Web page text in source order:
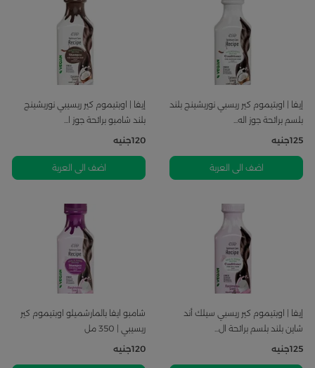
إيفا | اوبتيموم كير ريسبي نوريشينج بلند
بلسم برائحة جوز اله...
125جنيه
اضف الى العربة
إيفا | اوبتيموم كير ريسيبي نوريشينج
بلند شامبو برائحة جوز ا...
120جنيه
اضف الى العربة
إيفا | اوبتيموم كير ريسبي سيلك أند
شاين بلند بلسم برائحة ال...
125جنيه
شامبو ايفا بالمارشميلو اوبتيموم كير
ريسيبي | 350 مل
120جنيه